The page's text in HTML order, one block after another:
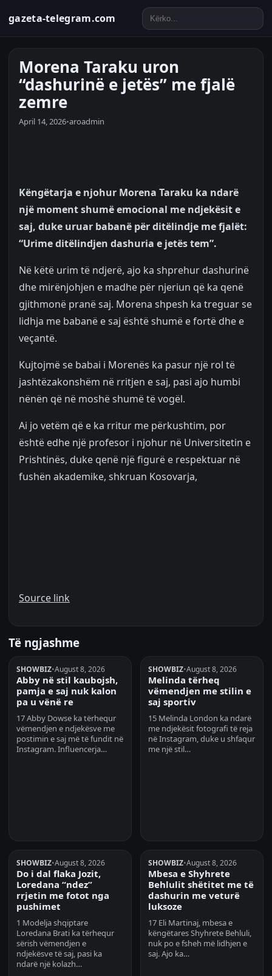
gazeta-telegram.com
Morena Taraku uron
“dashurinë e jetës” me fjalë
zemre
April 14, 2026•aroadmin
Këngëtarja e njohur Morena Taraku ka ndarë
një moment shumë emocional me ndjekësit e
saj, duke uruar babanë për ditëlindje me fjalët:
“Urime ditëlindjen dashuria e jetës tem”.
Në këtë urim të ndjerë, ajo ka shprehur dashurinë
dhe mirënjohjen e madhe për njeriun që ka qenë
gjithmonë pranë saj. Morena shpesh ka treguar se
lidhja me babanë e saj është shumë e fortë dhe e
veçantë.
Kujtojmë se babai i Morenës ka pasur një rol të
jashtëzakonshëm në rritjen e saj, pasi ajo humbi
nënën që në moshë shumë të vogël.
Ai jo vetëm që e ka rritur me përkushtim, por
është edhe një profesor i njohur në Universitetin e
Prishtinës, duke qenë një figurë e respektuar në
fushën akademike, shkruan Kosovarja,
Source link
Të ngjashme
SHOWBIZ•August 8, 2026
Abby në stil kaubojsh,
pamja e saj nuk kalon
pa u vënë re
17 Abby Dowse ka tërhequr
vëmendjen e ndjekësve me
postimin e saj më të fundit në
Instagram. Influencerja…
SHOWBIZ•August 8, 2026
Melinda tërheq
vëmendjen me stilin e
saj sportiv
15 Melinda London ka ndarë
me ndjekësit fotografi të reja
në Instagram, duke u shfaqur
me një stil…
SHOWBIZ•August 8, 2026
Do i dal flaka Jozit,
Loredana “ndez”
rrjetin me fotot nga
pushimet
1 Modelja shqiptare
Loredana Brati ka tërhequr
sërish vëmendjen e
ndjekësve të saj, pasi ka
ndarë një kolazh…
SHOWBIZ•August 8, 2026
Mbesa e Shyhrete
Behlulit shëtitet me të
dashurin me veturë
luksoze
17 Eli Martinaj, mbesa e
këngëtares Shyhrete Behluli,
nuk po e fsheh më lidhjen e
saj. Ajo ka…